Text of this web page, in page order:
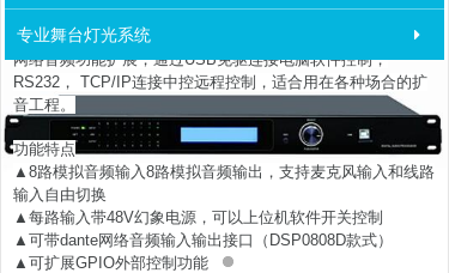
专业舞台灯光系统
输入和8路模拟输出，内置反馈抑制，自动混音，矩阵混音，
均衡器，分配器，压缩器等DSP功能，DSP0808D支持Dante
网络音频功能扩展，通过USB免驱连接电脑软件控制，
RS232， TCP/IP连接中控远程控制，适合用在各种场合的扩
音工程。
功能特点
▲8路模拟音频输入8路模拟音频输出，支持麦克风输入和线路
输入自由切换
▲每路输入带48V幻象电源，可以上位机软件开关控制
▲可带dante网络音频输入输出接口（DSP0808D款式）
▲可扩展GPIO外部控制功能